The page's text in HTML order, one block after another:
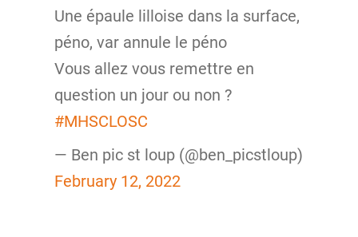
Une épaule lilloise dans la surface,
péno, var annule le péno
Vous allez vous remettre en
question un jour ou non ?
#MHSCLOSC
— Ben pic st loup (@ben_picstloup)
February 12, 2022